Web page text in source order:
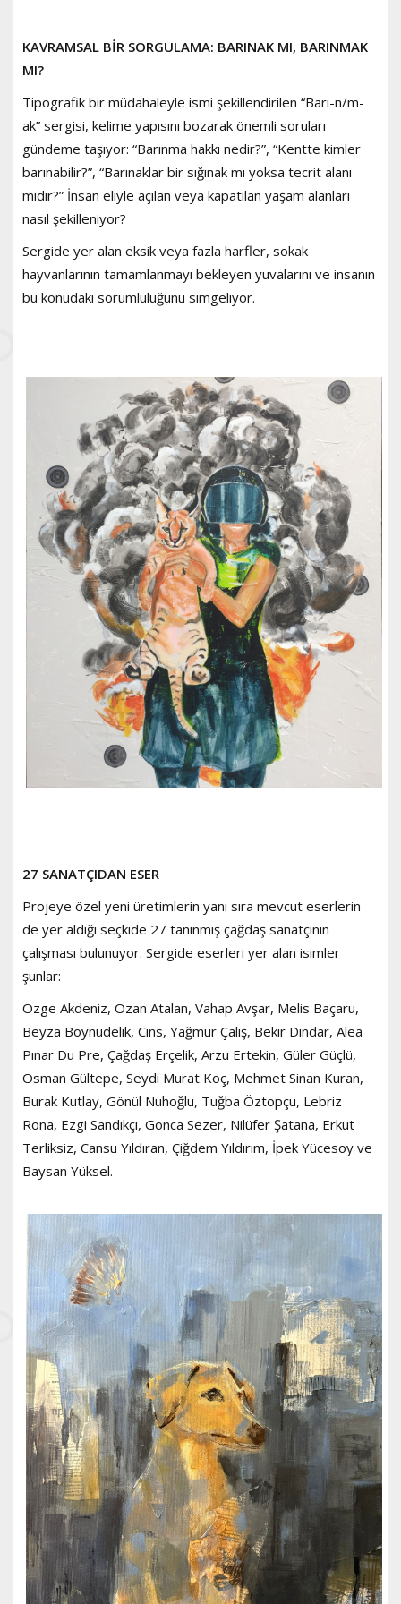
KAVRAMSAL BİR SORGULAMA: BARINAK MI, BARINMAK
MI?
Tipografik bir müdahaleyle ismi şekillendirilen “Barı-n/m-
ak” sergisi, kelime yapısını bozarak önemli soruları
gündeme taşıyor: “Barınma hakkı nedir?”, “Kentte kimler
barınabilir?”, “Barınaklar bir sığınak mı yoksa tecrit alanı
mıdır?” İnsan eliyle açılan veya kapatılan yaşam alanları
nasıl şekilleniyor?
Sergide yer alan eksik veya fazla harfler, sokak
hayvanlarının tamamlanmayı bekleyen yuvalarını ve insanın
bu konudaki sorumluluğunu simgeliyor.
27 SANATÇIDAN ESER
Projeye özel yeni üretimlerin yanı sıra mevcut eserlerin
de yer aldığı seçkide 27 tanınmış çağdaş sanatçının
çalışması bulunuyor. Sergide eserleri yer alan isimler
şunlar:
Özge Akdeniz, Ozan Atalan, Vahap Avşar, Melis Baçaru,
Beyza Boynudelik, Cins, Yağmur Çalış, Bekir Dindar, Alea
Pınar Du Pre, Çağdaş Erçelik, Arzu Ertekin, Güler Güçlü,
Osman Gültepe, Seydi Murat Koç, Mehmet Sinan Kuran,
Burak Kutlay, Gönül Nuhoğlu, Tuğba Öztopçu, Lebriz
Rona, Ezgi Sandıkçı, Gonca Sezer, Nilüfer Şatana, Erkut
Terliksiz, Cansu Yıldıran, Çiğdem Yıldırım, İpek Yücesoy ve
Baysan Yüksel.